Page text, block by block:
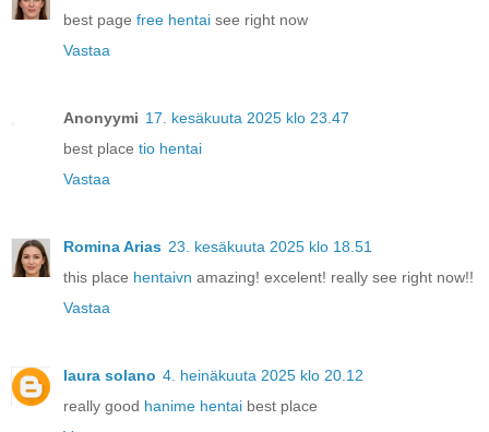
best page free hentai see right now
Vastaa
Anonyymi 17. kesäkuuta 2025 klo 23.47
best place tio hentai
Vastaa
Romina Arias 23. kesäkuuta 2025 klo 18.51
this place hentaivn amazing! excelent! really see right now!!
Vastaa
laura solano 4. heinäkuuta 2025 klo 20.12
really good hanime hentai best place